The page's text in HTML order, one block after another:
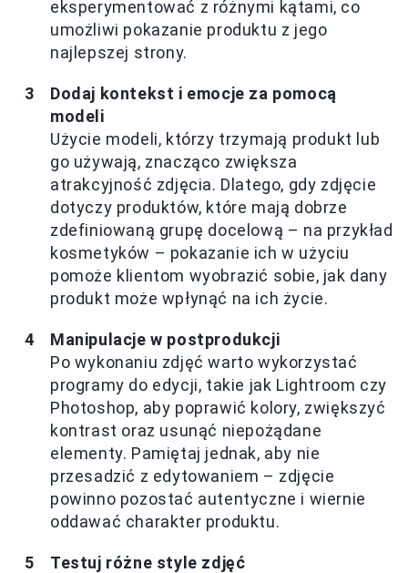
eksperymentować z różnymi kątami, co
umożliwi pokazanie produktu z jego
najlepszej strony.
Dodaj kontekst i emocje za pomocą
modeli
Użycie modeli, którzy trzymają produkt lub
go używają, znacząco zwiększa
atrakcyjność zdjęcia. Dlatego, gdy zdjęcie
dotyczy produktów, które mają dobrze
zdefiniowaną grupę docelową – na przykład
kosmetyków – pokazanie ich w użyciu
pomoże klientom wyobrazić sobie, jak dany
produkt może wpłynąć na ich życie.
Manipulacje w postprodukcji
Po wykonaniu zdjęć warto wykorzystać
programy do edycji, takie jak Lightroom czy
Photoshop, aby poprawić kolory, zwiększyć
kontrast oraz usunąć niepożądane
elementy. Pamiętaj jednak, aby nie
przesadzić z edytowaniem – zdjęcie
powinno pozostać autentyczne i wiernie
oddawać charakter produktu.
Testuj różne style zdjęć